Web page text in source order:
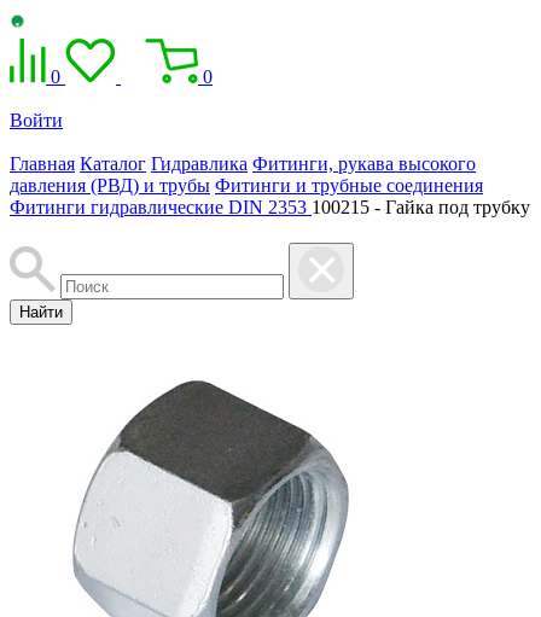
0 0
Войти
Главная Каталог Гидравлика Фитинги, рукава высокого
давления (РВД) и трубы Фитинги и трубные соединения
Фитинги гидравлические DIN 2353 100215 - Гайка под трубку
Найти